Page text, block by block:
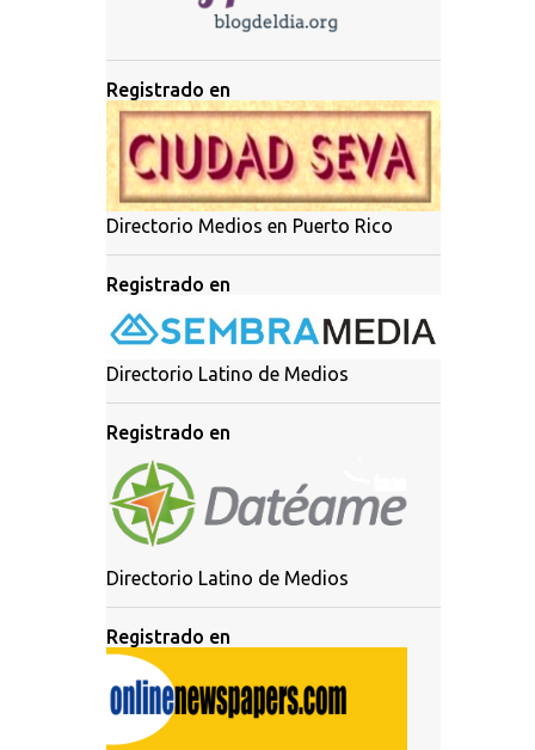
Registrado en
Directorio Medios en Puerto Rico
Registrado en
Directorio Latino de Medios
Registrado en
Directorio Latino de Medios
Registrado en